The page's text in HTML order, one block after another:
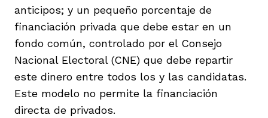
anticipos; y un pequeño porcentaje de
financiación privada que debe estar en un
fondo común, controlado por el Consejo
Nacional Electoral (CNE) que debe repartir
este dinero entre todos los y las candidatas.
Este modelo no permite la financiación
directa de privados.